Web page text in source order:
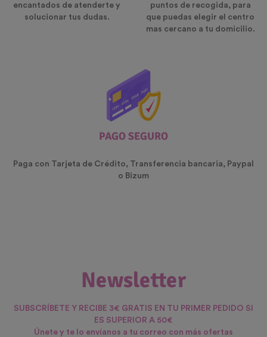
encantados de atenderte y
solucionar tus dudas.
puntos de recogida, para
que puedas elegir el centro
mas cercano a tu domicilio.
PAGO SEGURO
Paga con Tarjeta de Crédito, Transferencia bancaria, Paypal
o Bizum
Newsletter
SUBSCRÍBETE Y RECIBE 3€ GRATIS EN TU PRIMER PEDIDO SI
ES SUPERIOR A 50€
Únete y te lo envíanos a tu correo con más ofertas